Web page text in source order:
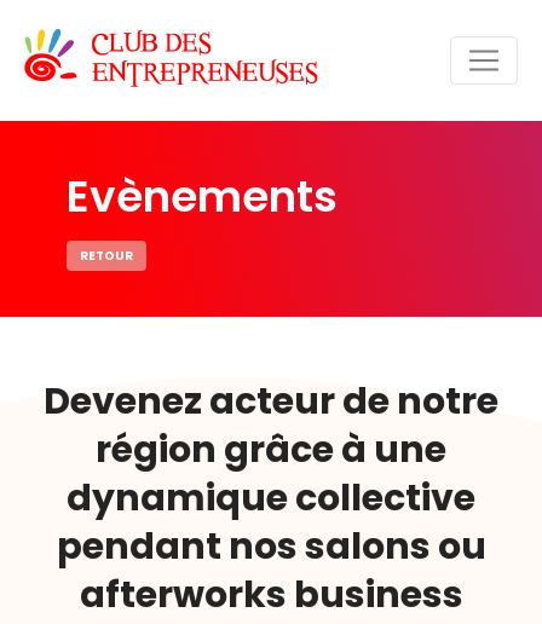
Evènements
RETOUR
Devenez acteur de notre
région grâce à une
dynamique collective
pendant nos salons ou
afterworks business